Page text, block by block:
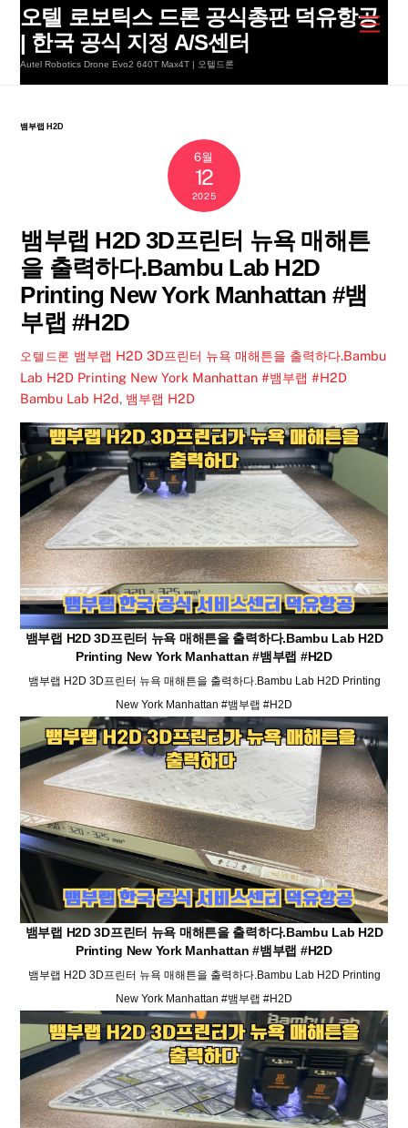
Skip
content
오텔 로보틱스 드론 공식총판 덕유항공
| 한국 공식 지정 A/S센터
Autel Robotics Drone Evo2 640T Max4T | 오텔드론
뱀부랩 H2D
6월
12
2025
뱀부랩 H2D 3D프린터 뉴욕 매해튼
을 출력하다.Bambu Lab H2D
Printing New York Manhattan #뱀
부랩 #H2D
오텔드론 뱀부랩 H2D 3D프린터 뉴욕 매해튼을 출력하다.Bambu
Lab H2D Printing New York Manhattan #뱀부랩 #H2D
Bambu Lab H2d, 뱀부랩 H2D
뱀부랩 H2D 3D프린터 뉴욕 매해튼을 출력하다.Bambu Lab H2D
Printing New York Manhattan #뱀부랩 #H2D
뱀부랩 H2D 3D프린터 뉴욕 매해튼을 출력하다.Bambu Lab H2D Printing
New York Manhattan #뱀부랩 #H2D
뱀부랩 H2D 3D프린터 뉴욕 매해튼을 출력하다.Bambu Lab H2D
Printing New York Manhattan #뱀부랩 #H2D
뱀부랩 H2D 3D프린터 뉴욕 매해튼을 출력하다.Bambu Lab H2D Printing
New York Manhattan #뱀부랩 #H2D